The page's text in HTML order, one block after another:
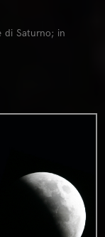
di Saturno; in